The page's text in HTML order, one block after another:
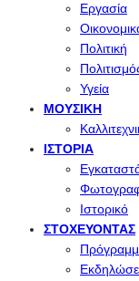
Εργασία
Πολιτική
Υγεία
ΜΟΥΣΙΚΉ
ΙΣΤΟΡΊΑ
Ιστορικό
ΣΤΟΧΕΎΟΝΤΑΣ